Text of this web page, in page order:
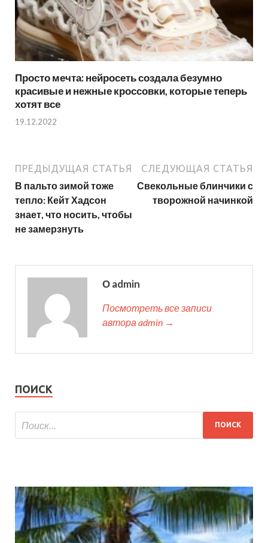
Просто мечта: нейросеть создала безумно
красивые и нежные кроссовки, которые теперь
хотят все
19.12.2022
ПРЕДЫДУЩАЯ СТАТЬЯ
В пальто зимой тоже
тепло: Кейт Хадсон
знает, что носить, чтобы
не замерзнуть
СЛЕДУЮЩАЯ СТАТЬЯ
Свекольные блинчики с
творожной начинкой
О admin
Посмотреть все записи
автора admin →
ПОИСК